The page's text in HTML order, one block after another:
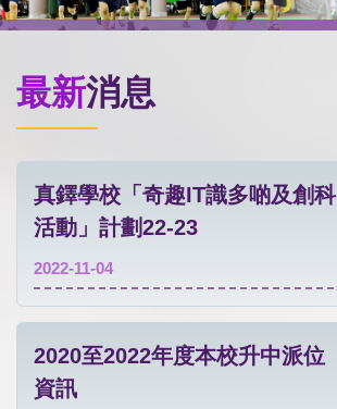
最新消息
真鐸學校「奇趣IT識多啲及創科
活動」計劃22-23
2022-11-04
2020至2022年度本校升中派位
資訊